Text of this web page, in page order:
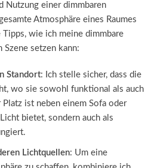
Nutzung einer dimmbaren
Atmosphäre eines Raumes
wie ich meine dimmbare
Szene setzen kann:
Standort: Ich stelle sicher, dass die
wo sie sowohl funktional als auch
ist neben einem Sofa oder
bietet, sondern auch als
Lichtquellen: Um eine